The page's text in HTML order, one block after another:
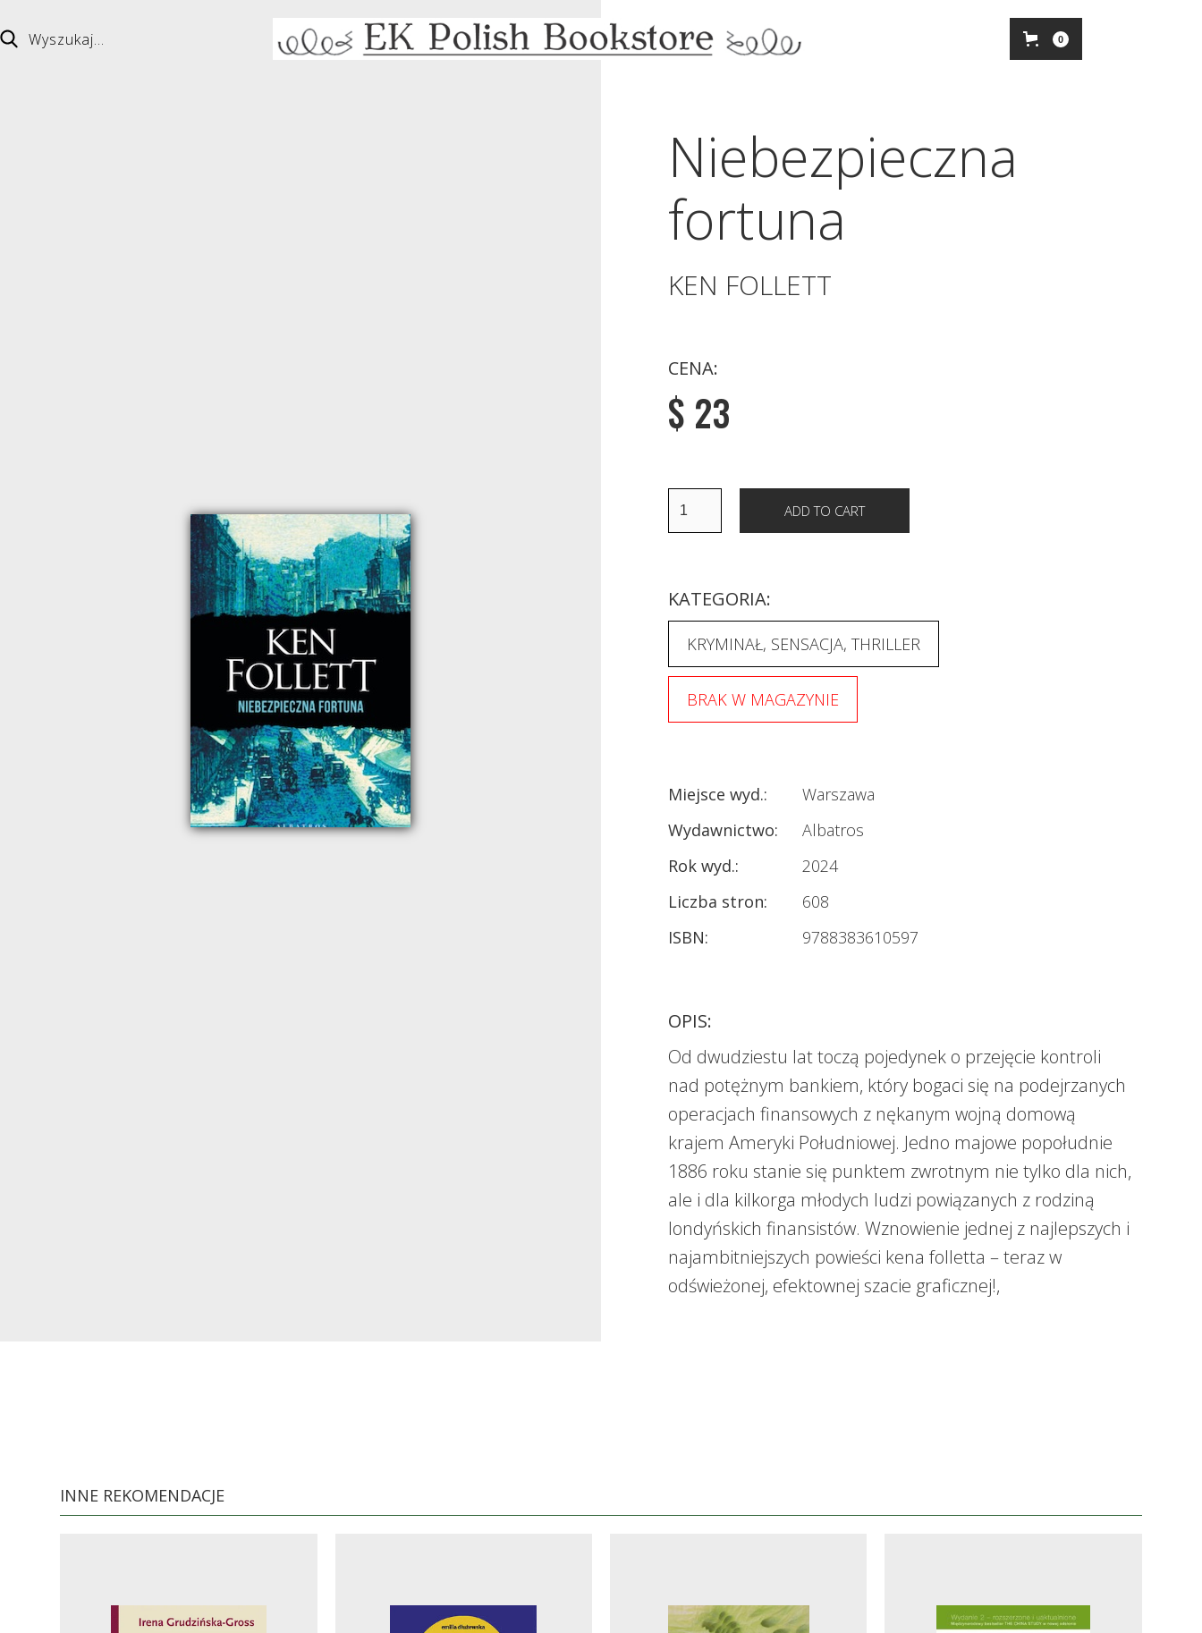
0
Niebezpieczna
fortuna
KEN FOLLETT
CENA:
$ 23
KATEGORIA:
KRYMINAŁ, SENSACJA, THRILLER
BRAK W MAGAZYNIE
Miejsce wyd.:
Warszawa
Wydawnictwo:
Albatros
Rok wyd.:
2024
Liczba stron:
608
ISBN:
9788383610597
OPIS:
Od dwudziestu lat toczą pojedynek o przejęcie kontroli
nad potężnym bankiem, który bogaci się na podejrzanych
operacjach finansowych z nękanym wojną domową
krajem Ameryki Południowej. Jedno majowe popołudnie
1886 roku stanie się punktem zwrotnym nie tylko dla nich,
ale i dla kilkorga młodych ludzi powiązanych z rodziną
londyńskich finansistów. Wznowienie jednej z najlepszych i
najambitniejszych powieści kena folletta – teraz w
odświeżonej, efektownej szacie graficznej!,
INNE REKOMENDACJE